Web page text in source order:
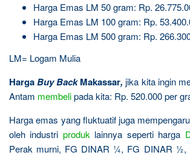
Harga Emas LM 50 gram: Rp.
Harga Emas LM 100 gram: Rp.
Harga Emas LM 500 gram: Rp.
LM= Logam Mulia
HargaBuy BackMakassar, jika kita ingin
Antam membelipada kita: Rp. 520.000 per
Harga emas yang fluktuatif juga
oleh industri produk lainnya seperti harga
Perak murni, FG DINAR ¼, FG DINAR ½,